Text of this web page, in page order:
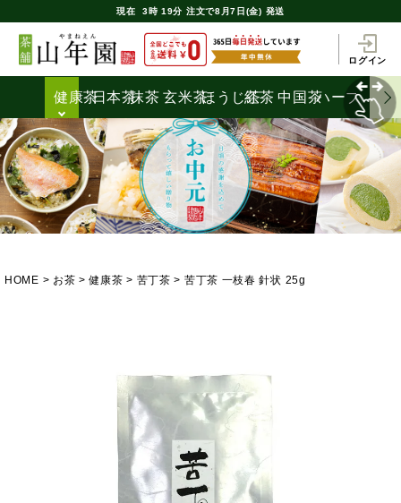
現在 3時 19分 注文で8月7日(金) 発送
ログイン
健康茶日本茶抹茶 玄米茶ほうじ茶
紅茶 中国茶ハーブティ
HOME お茶 健康茶 苦丁茶 苦丁茶 一枝春 針状 25g